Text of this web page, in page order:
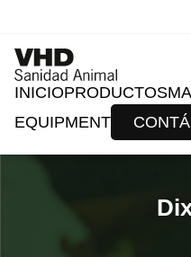
INICIOPRODUCTOS
EQUIPMENT